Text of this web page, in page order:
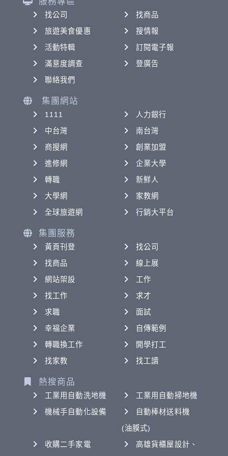
找公司
找商品
旅遊美食優惠
搜情報
活動特輯
訂閱電子報
滿意度調查
登廣告
聯絡我們
集團網站
1111
人力銀行
中台灣
南台灣
商搜網
創業加盟
進修網
企業大學
轉職
新鮮人
大學網
家教網
全球旅遊網
行銷大平台
集團服務
黃頁刊登
找公司
找商品
線上展
網站架設
工作
找工作
求才
求職
面試
幸福企業
自傳範例
轉職換工作
開學打工
找家教
找工讀
熱搜商品
工業用自動洗地機
工業用自動掃地機
機械手自動化設備
自動棒材送料機
(油膜式)
收購二手家電
高雄貨櫃屋設計、